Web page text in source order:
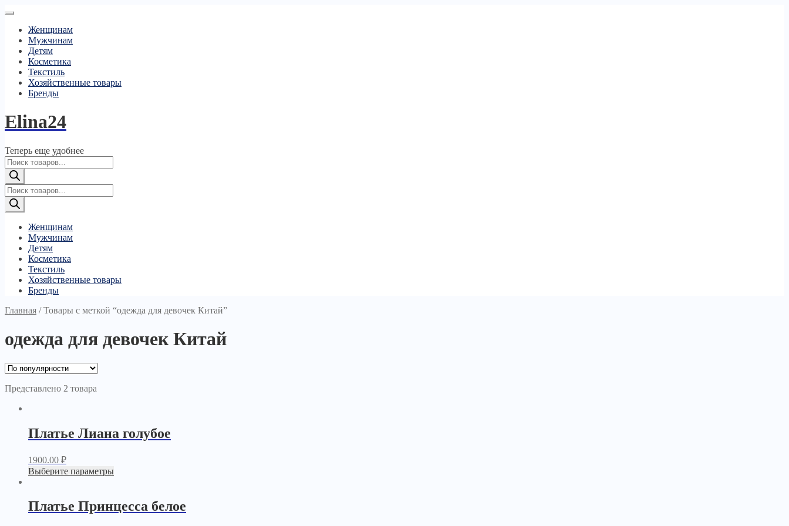
Женщинам
Мужчинам
Детям
Косметика
Текстиль
Хозяйственные товары
Бренды
Elina24
Теперь еще удобнее
Поиск
товаров
Поиск
товаров
Женщинам
Мужчинам
Детям
Косметика
Текстиль
Хозяйственные товары
Бренды
Главная /Товары с меткой “одежда для девочек Китай”
одежда для девочек Китай
Представлено 2 товара
Платье Лиана голубое
1900.00 ₽
Выберите параметры
Платье Принцесса белое